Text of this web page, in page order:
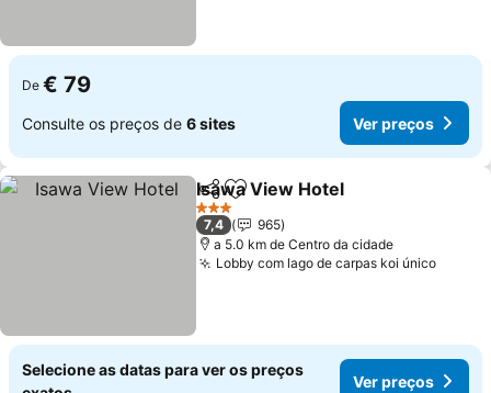
De € 79
Consulte os preços de 6 sites Ver preços
PartilharAdicionar aos favoritos
Isawa View Hotel
3 Estrelas
7,4
965
a 5.0 km de Centro da cidade
Lobby com lago de carpas koi únicoVer
Selecione as datas para ver os preços
Ver preços